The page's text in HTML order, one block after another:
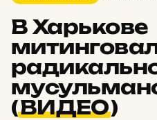
контенту
В Харькове
(ВИДЕО)